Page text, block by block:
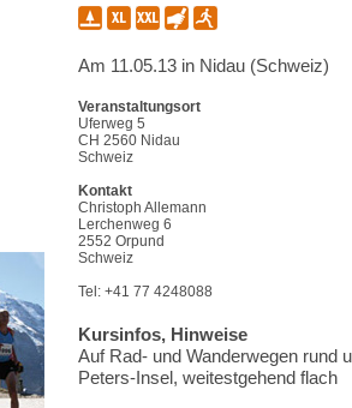
Am 11.05.13 in Nidau (Schweiz)
Veranstaltungsort
Uferweg 5
CH 2560 Nidau
Schweiz
Kontakt
Christoph Allemann
Lerchenweg 6
2552 Orpund
Schweiz
Tel: +41 77 4248088
Kursinfos, Hinweise
Auf Rad- und Wanderwegen rund
Peters-Insel, weitestgehend flach